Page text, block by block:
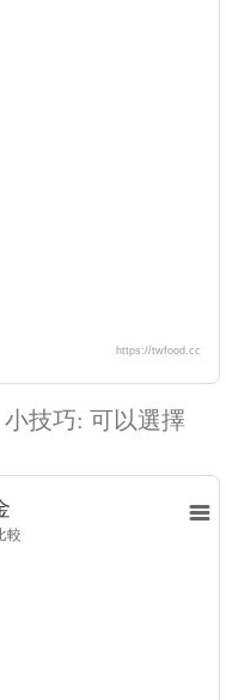
https://twfood.cc
小技巧: 可以選擇
較